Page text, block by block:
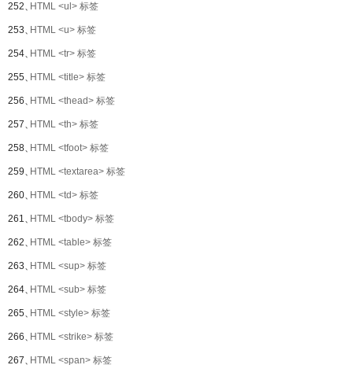
252、HTML <ul> 标签
253、HTML <u> 标签
254、HTML <tr> 标签
255、HTML <title> 标签
256、HTML <thead> 标签
257、HTML <th> 标签
258、HTML <tfoot> 标签
259、HTML <textarea> 标签
260、HTML <td> 标签
261、HTML <tbody> 标签
262、HTML <table> 标签
263、HTML <sup> 标签
264、HTML <sub> 标签
265、HTML <style> 标签
266、HTML <strike> 标签
267、HTML <span> 标签